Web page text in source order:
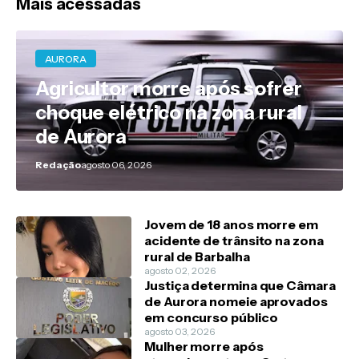
Mais acessadas
AURORA
Agricultor morre após sofrer
choque elétrico na zona rural
de Aurora
Redaçãoagosto 06, 2026
Jovem de 18 anos morre em
acidente de trânsito na zona
rural de Barbalha
agosto 02, 2026
Justiça determina que Câmara
de Aurora nomeie aprovados
em concurso público
agosto 03, 2026
Mulher morre após